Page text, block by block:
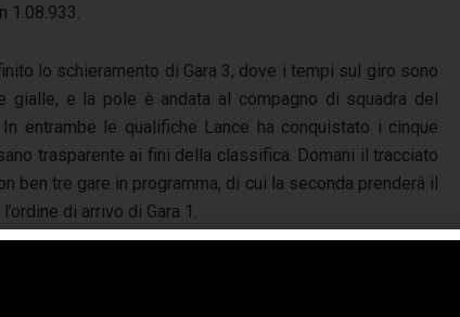
1.08.933.
lo schieramento di Gara 3, dove i tempi sul giro sono
e la pole è andata al compagno di squadra del
entrambe le qualifiche Lance ha conquistato i cinque
trasparente ai fini della classifica. Domani il tracciato
ben tre gare in programma, di cui la seconda prenderà il
di arrivo di Gara 1.